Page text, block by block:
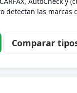
detectan las
Comparar